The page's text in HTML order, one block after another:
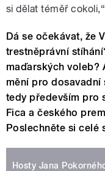
si dělat téměř
Dá se očekávat, že
trestněprávní
maďarských voleb?
mění pro dosavadní
tedy především pro
Fica a českého
Poslechněte si celé
Hosty Jana